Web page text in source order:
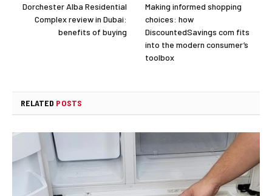
Dorchester Alba Residential
Complex review in Dubai:
benefits of buying
Making informed shopping
choices: how
DiscountedSavings com fits
into the modern consumer’s
toolbox
RELATED POSTS